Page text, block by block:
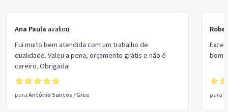
Ana Paula avaliou:
Fui muito bem atendida com um trabalho de
qualidade. Valeu a pena, orçamento grátis e não é
careiro. Obrigada!
para Antônio Santos /Gree
bom
para